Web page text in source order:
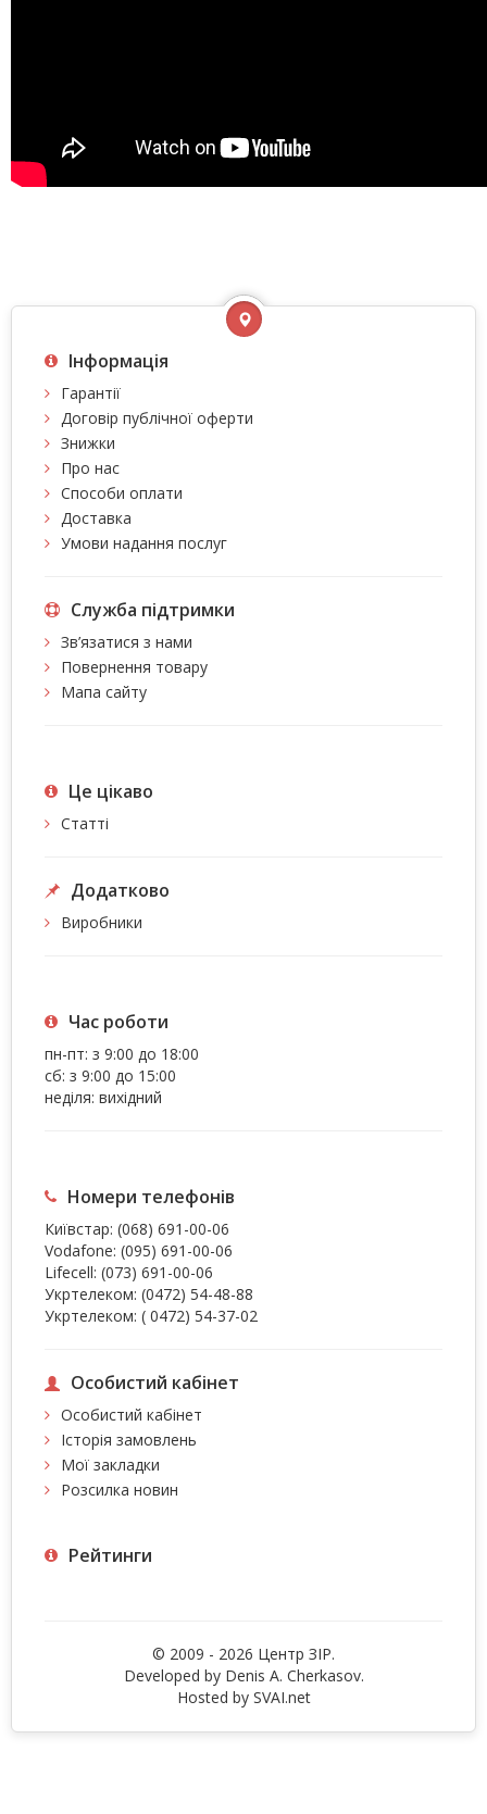
Інформація
Гарантії
Договір публічної оферти
Знижки
Про нас
Способи оплати
Доставка
Умови надання послуг
Служба підтримки
Зв’язатися з нами
Повернення товару
Мапа сайту
Це цiкаво
Статті
Додатково
Виробники
Час роботи
пн-пт: з 9:00 до 18:00
сб: з 9:00 до 15:00
неділя: вихідний
Номери телефонів
Київстар: (068) 691-00-06
Vodafone: (095) 691-00-06
Lifecell: (073) 691-00-06
Укртелеком: (0472) 54-48-88
Укртелеком: ( 0472) 54-37-02
Особистий кабінет
Особистий кабінет
Історія замовлень
Мої закладки
Розсилка новин
Рейтинги
© 2009 - 2026 Центр ЗIР.
Developed by Denis A. Cherkasov.
Hosted by SVAI.net